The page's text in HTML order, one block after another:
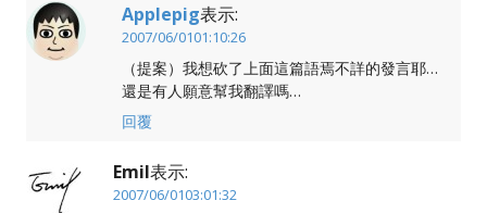
Applepig表示:
2007/06/0101:10:26
（提案）我想砍了上面這篇語焉不詳的發言耶…
還是有人願意幫我翻譯嗎…
回覆
Emil表示:
2007/06/0103:01:32